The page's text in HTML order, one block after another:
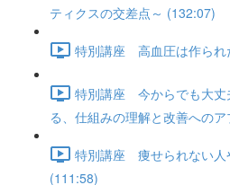
ティクスの交差点～ (132:07)
特別講座 高血圧は作られ
特別講座 今からでも大丈
る、仕組みの理解と改善への
特別講座 痩せられない人
(111:58)